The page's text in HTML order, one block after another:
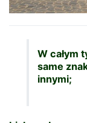
W całym
same
innymi;